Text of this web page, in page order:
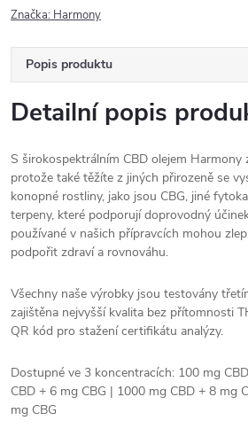
Značka: Harmony
Popis produktu
Detailní popis
S širokospektrálním CBD olejem Harmony
protože také těžíte z jiných přirozeně se
konopné rostliny, jako jsou CBG, jiné
terpeny, které podporují doprovodný
používané v našich přípravcích mohou
podpořit zdraví a rovnováhu.
Všechny naše výrobky jsou testovány
zajištěna nejvyšší kvalita bez přítomnosti
QR kód pro stažení certifikátu analýzy.
Dostupné ve 3 koncentracích: 100 mg
CBD + 6 mg CBG | 1000 mg CBD + 8 mg
mg CBG